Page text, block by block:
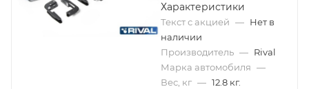
Характеристики
Текст с акцией — Нет в
наличии
Производитель — Rival
Марка автомобиля —
Вес, кг — 12.8 кг.